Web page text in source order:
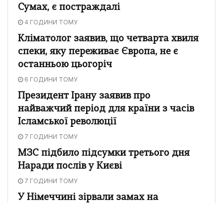
Сумах, є постраждалі
4 ГОДИНИ ТОМУ
Кліматолог заявив, що четварта хвиля
спеки, яку переживає Європа, не є
останньою цьогоріч
6 ГОДИНИ ТОМУ
Президент Ірану заявив про
найважчий період для країни з часів
Ісламської революції
7 ГОДИНИ ТОМУ
МЗС підбило підсумки третього дня
Наради послів у Києві
7 ГОДИНИ ТОМУ
У Німеччині зірвали замах на